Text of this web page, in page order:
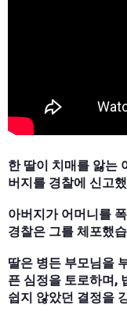
한 딸이 치매를 앓는
버지를 경찰에 신고
아버지가 어머니를
경찰은 그를 체포했
딸은 병든 부모님을
픈 심정을 토로하며,
쉽지 않았던 결정을